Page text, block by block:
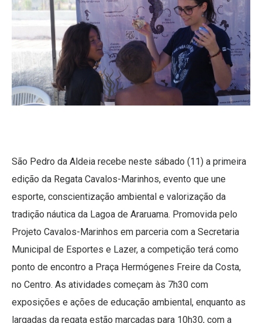
São Pedro da Aldeia recebe neste sábado (11) a primeira
edição da Regata Cavalos-Marinhos, evento que une
esporte, conscientização ambiental e valorização da
tradição náutica da Lagoa de Araruama. Promovida pelo
Projeto Cavalos-Marinhos em parceria com a Secretaria
Municipal de Esportes e Lazer, a competição terá como
ponto de encontro a Praça Hermógenes Freire da Costa,
no Centro. As atividades começam às 7h30 com
exposições e ações de educação ambiental, enquanto as
largadas da regata estão marcadas para 10h30, com a